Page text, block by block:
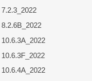
7.2.3_2022
8.2.6B_2022
10.6.3A_2022
10.6.3F_2022
10.6.4A_2022